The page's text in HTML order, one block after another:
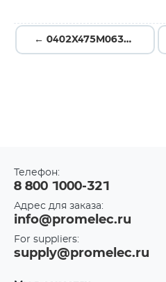
← 0402X475M063NU
Телефон:
8 800 1000-321
Адрес для заказа:
info@promelec.ru
For suppliers:
supply@promelec.ru